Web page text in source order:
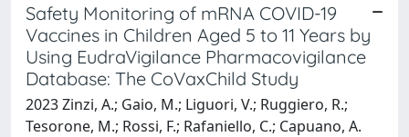
Safety Monitoring of mRNA COVID-19
Vaccines in Children Aged 5 to 11 Years by
Using EudraVigilance Pharmacovigilance
Database: The CoVaxChild Study
2023 Zinzi, A.; Gaio, M.; Liguori, V.; Ruggiero, R.;
Tesorone, M.; Rossi, F.; Rafaniello, C.; Capuano, A.